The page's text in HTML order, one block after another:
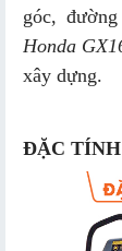
góc,
Honda
xây dựng.
ĐẶC